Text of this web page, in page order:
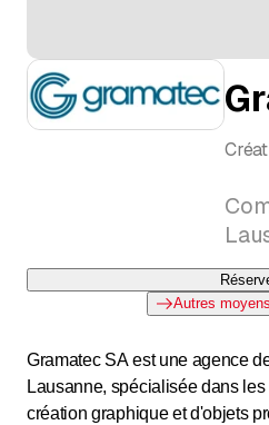
Autres
Gramatec SA est une agence
Lausanne, spécialisée dans
création graphique et d'objets